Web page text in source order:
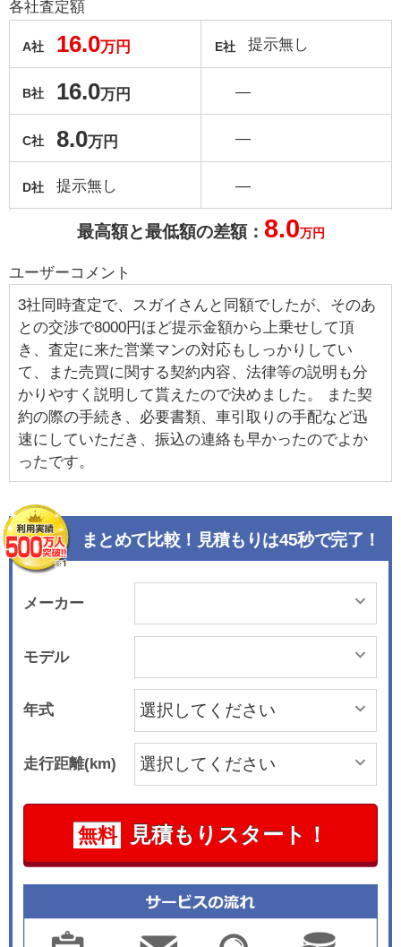
各社査定額
A社 16.0万円
B社 16.0万円
C社 8.0万円
D社 提示無し
E社 提示無し
―
―
―
最高額と最低額の差額： 8.0万円
ユーザーコメント
3社同時査定で、スガイさんと同額でしたが、そのあ
との交渉で8000円ほど提示金額から上乗せして頂
き、査定に来た営業マンの対応もしっかりしてい
て、また売買に関する契約内容、法律等の説明も分
かりやすく説明して貰えたので決めました。 また契
約の際の手続き、必要書類、車引取りの手配など迅
速にしていただき、振込の連絡も早かったのでよか
ったです。
まとめて比較！見積もりは45秒で完了！
メーカー
モデル
年式
走行距離(km)
無料 見積もりスタート！